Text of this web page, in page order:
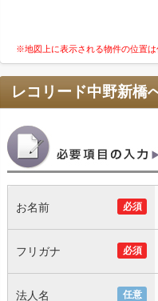
※地図上に表示される物件の位置は
レコリード中野新橋
必須
お名前
必須
フリガナ
任意
法人名